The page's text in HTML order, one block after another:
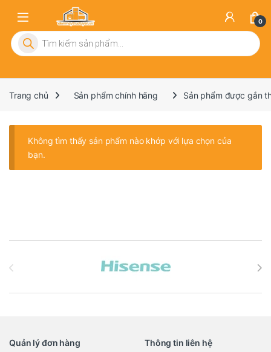
0
Tìm kiếm sản phẩm
Trang chủ Sản phẩm chính hãng Sản phẩm được gắn
Không tìm thấy sản phẩm nào khớp với lựa chọn của
bạn.
Quản lý đơn hàng
Thông tin liên hệ